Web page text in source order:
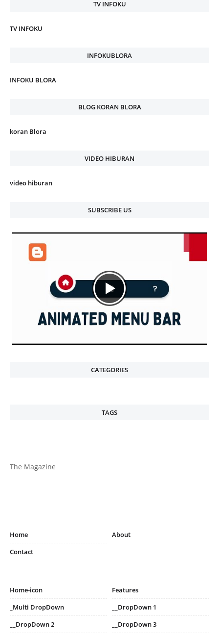
TV INFOKU
TV INFOKU
INFOKUBLORA
INFOKU BLORA
BLOG KORAN BLORA
koran Blora
VIDEO HIBURAN
video hiburan
SUBSCRIBE US
CATEGORIES
TAGS
The Magazine
Home
About
Contact
Home-icon
Features
_Multi DropDown
__DropDown 1
__DropDown 2
__DropDown 3